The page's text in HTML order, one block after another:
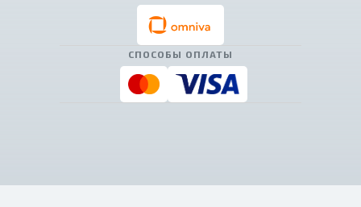
СПОСОБЫ ОПЛАТЫ